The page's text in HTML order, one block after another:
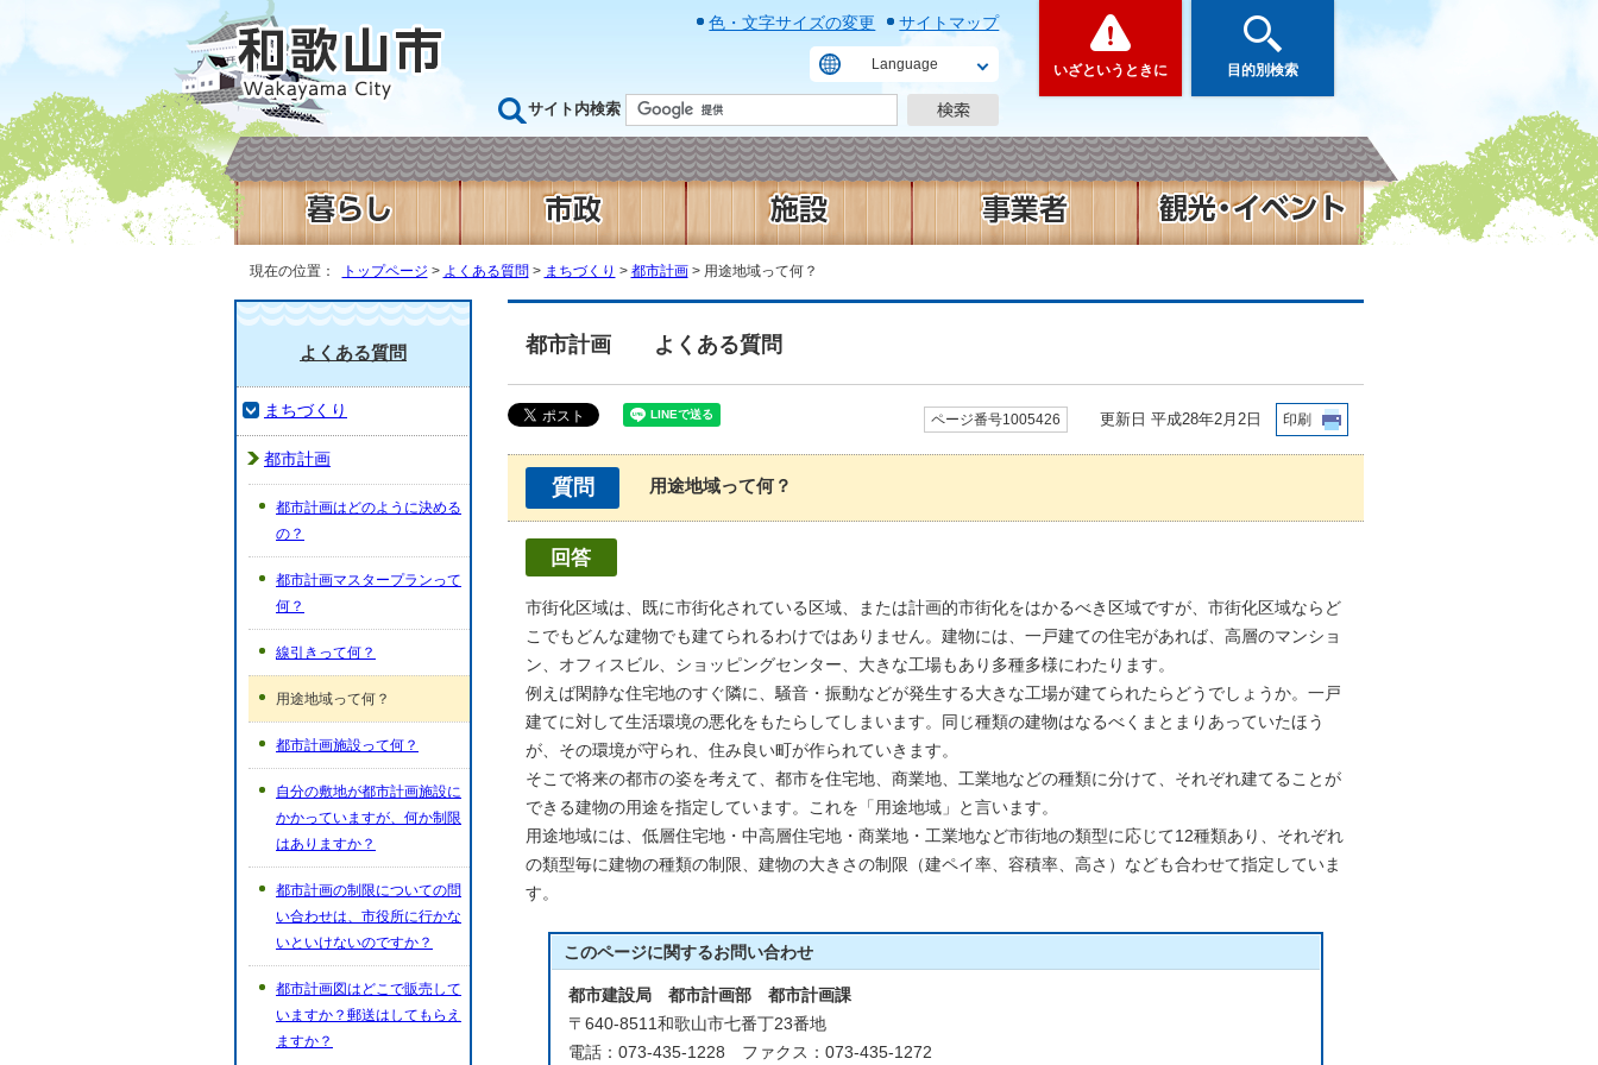
色・文字サイズの変更 サイトマップ
Language
サイト内検索
いざというときに 目的別検索
現在の位置： トップページ > よくある質問 > まちづくり > 都市計画> 用途地域って何？
都市計画 よくある質問
ページ番号1005426 更新日 平成28年2月2日 印刷
質問 用途地域って何？
回答
市街化区域は、既に市街化されている区域、または計画的市街化をはかるべき区域ですが、市街化区域ならど
こでもどんな建物でも建てられるわけではありません。建物には、一戸建ての住宅があれば、高層のマンショ
ン、オフィスビル、ショッピングセンター、大きな工場もあり多種多様にわたります。
例えば閑静な住宅地のすぐ隣に、騒音・振動などが発生する大きな工場が建てられたらどうでしょうか。一戸
建てに対して生活環境の悪化をもたらしてしまいます。同じ種類の建物はなるべくまとまりあっていたほう
が、その環境が守られ、住み良い町が作られていきます。
そこで将来の都市の姿を考えて、都市を住宅地、商業地、工業地などの種類に分けて、それぞれ建てることが
できる建物の用途を指定しています。これを「用途地域」と言います。
用途地域には、低層住宅地・中高層住宅地・商業地・工業地など市街地の類型に応じて12種類あり、それぞれ
の類型毎に建物の種類の制限、建物の大きさの制限（建ペイ率、容積率、高さ）なども合わせて指定していま
す。
このページに関するお問い合わせ
都市建設局 都市計画部 都市計画課
〒640-8511和歌山市七番丁23番地
電話：073-435-1228 ファクス：073-435-1272
よくある質問
まちづくり
都市計画
都市計画はどのように決める
の？
都市計画マスタープランって
何？
線引きって何？
用途地域って何？
都市計画施設って何？
自分の敷地が都市計画施設に
かかっていますが、何か制限
はありますか？
都市計画の制限についての問
い合わせは、市役所に行かな
いといけないのですか？
都市計画図はどこで販売して
いますか？郵送はしてもらえ
ますか？